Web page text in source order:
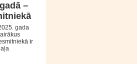
–
gada
ir